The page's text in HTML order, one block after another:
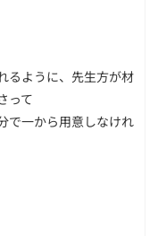
るように、先生方が材
って
で一から用意しなけれ